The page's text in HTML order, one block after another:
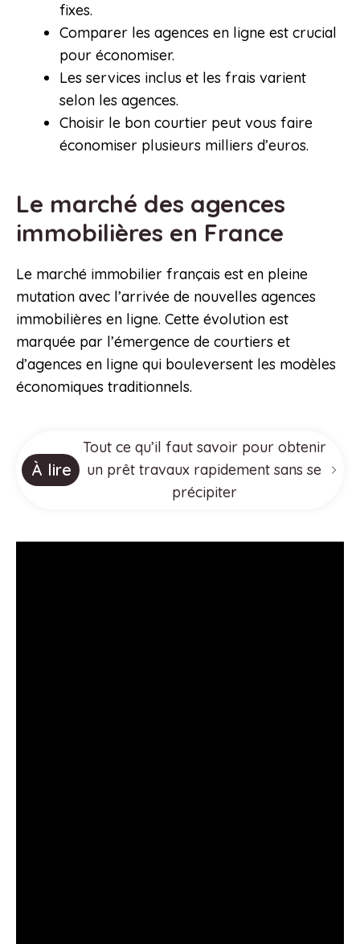
fixes.
Comparer les agences en ligne est crucial
pour économiser.
Les services inclus et les frais varient
selon les agences.
Choisir le bon courtier peut vous faire
économiser plusieurs milliers d’euros.
Le marché des agences
immobilières en France
Le marché immobilier français est en pleine
mutation avec l’arrivée de nouvelles agences
immobilières en ligne. Cette évolution est
marquée par l’émergence de courtiers et
d’agences en ligne qui bouleversent les modèles
économiques traditionnels.
À lire
Tout ce qu’il faut savoir pour obtenir
un prêt travaux rapidement sans se
précipiter